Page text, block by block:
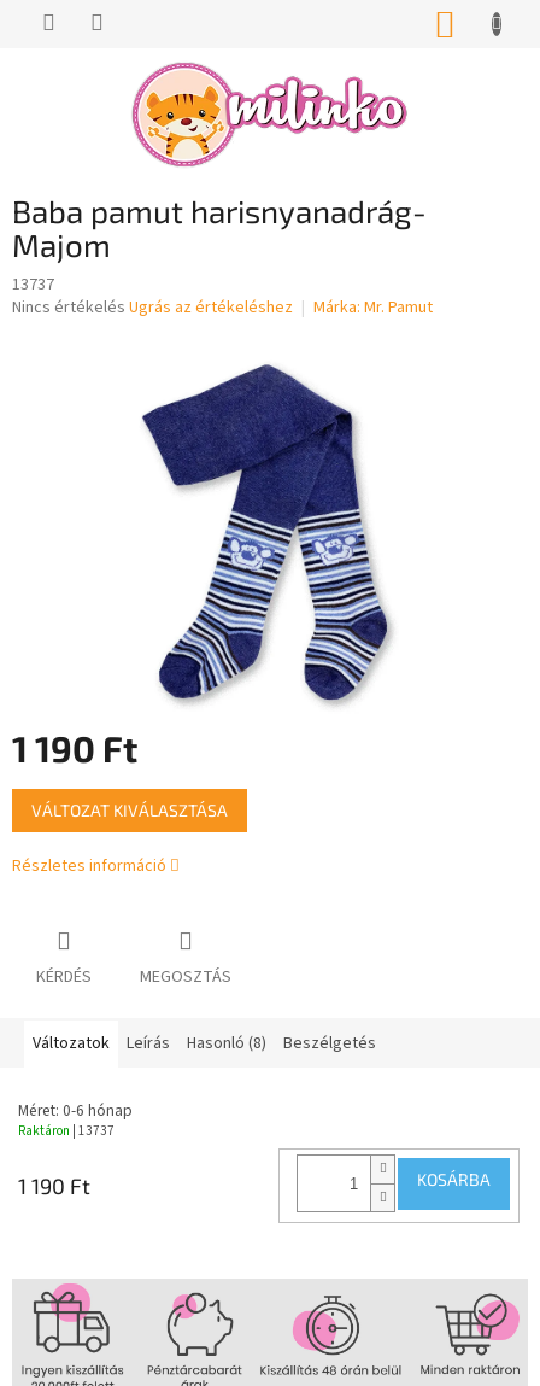
KOSÁR
Baba pamut harisnyanadrág-
Majom
13737
A
Nincs értékelés Ugrás az értékeléshez Márka: Mr. Pamut
1 190 Ft
Egységár:
VÁLTOZAT KIVÁLASZTÁSA
Részletes információ
KÉRDÉS MEGOSZTÁS
Változatok Leírás Hasonló (8) Beszélgetés
Méret: 0-6 hónap
Raktáron | 13737
1 190 Ft KOSÁRBA